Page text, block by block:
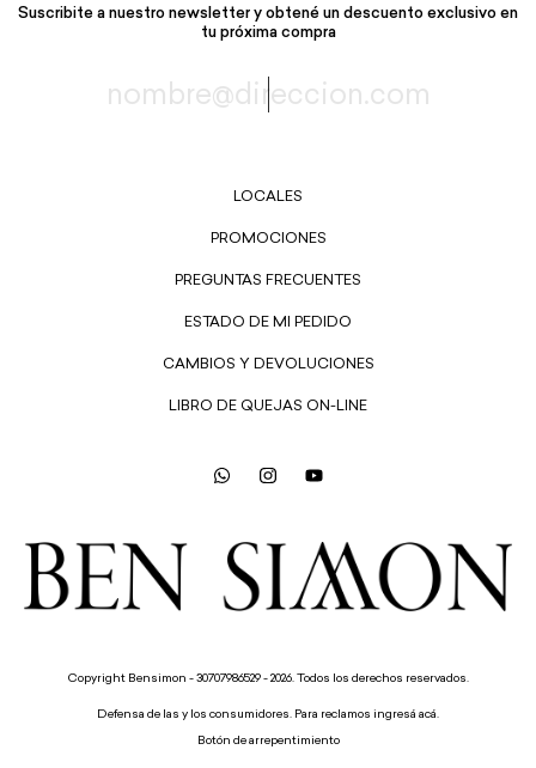
Suscribite a nuestro newsletter y obtené un descuento exclusivo en
tu próxima compra
LOCALES
PROMOCIONES
PREGUNTAS FRECUENTES
ESTADO DE MI PEDIDO
CAMBIOS Y DEVOLUCIONES
LIBRO DE QUEJAS ON-LINE
Copyright Bensimon - 30707986529 - 2026. Todos los derechos reservados.
Defensa de las y los consumidores. Para reclamos ingresá acá.
Botón de arrepentimiento